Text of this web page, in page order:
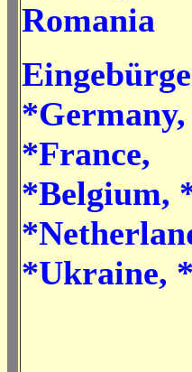
Romania
*France,
*Belgium,
*Ukraine,